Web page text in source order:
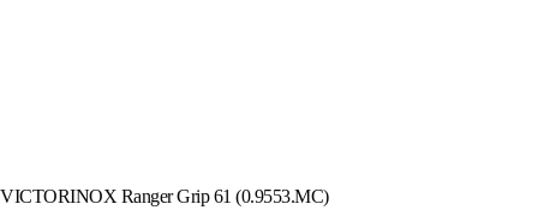
VICTORINOX Ranger Grip 61 (0.9553.MC)